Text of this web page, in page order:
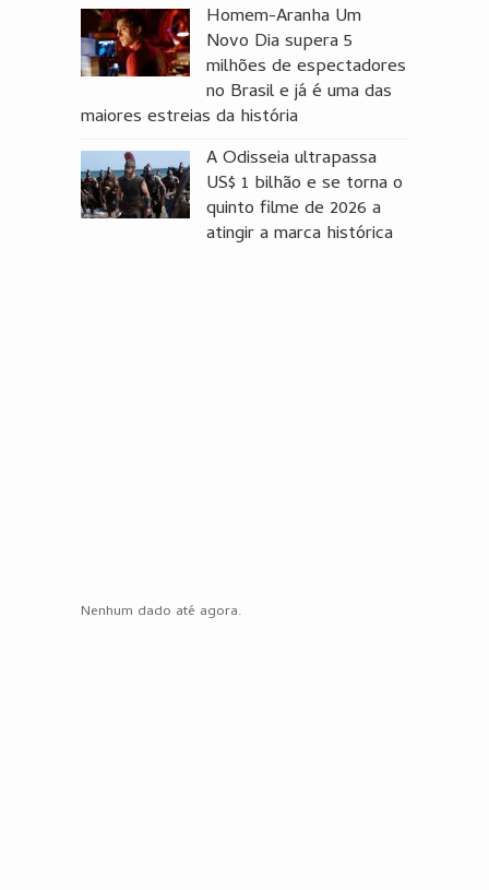
Homem-Aranha Um
Novo Dia supera 5
milhões de espectadores
no Brasil e já é uma das
maiores estreias da história
A Odisseia ultrapassa
US$ 1 bilhão e se torna o
quinto filme de 2026 a
atingir a marca histórica
Nenhum dado até agora.